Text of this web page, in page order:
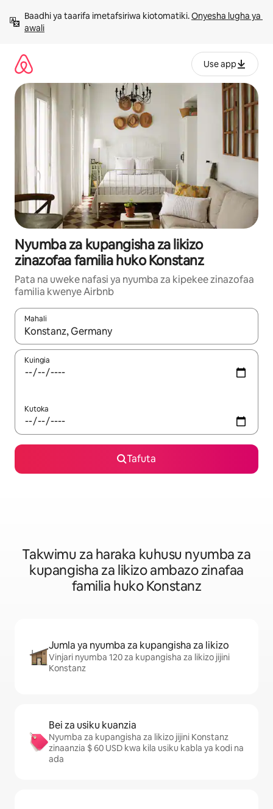
kwenda
kwenye
Baadhi ya taarifa imetafsiriwa kiotomatiki. Onyesha lugha ya
awali
Use app
Nyumba za kupangisha za likizo
zinazofaa familia huko Konstanz
Pata na uweke nafasi ya nyumba za kipekee zinazofaa
familia kwenye Airbnb
Mahali
Wakati matokeo yanapatikana, vinjari kwa kutumia vitufe vya
Kuingia
Kutoka
Tafuta
Takwimu za haraka kuhusu nyumba za
kupangisha za likizo ambazo zinafaa
familia huko Konstanz
Jumla ya nyumba za kupangisha za likizo
Vinjari nyumba 120 za kupangisha za likizo jijini
Konstanz
Bei za usiku kuanzia
Nyumba za kupangisha za likizo jijini Konstanz
zinaanzia $ 60 USD kwa kila usiku kabla ya kodi na
ada